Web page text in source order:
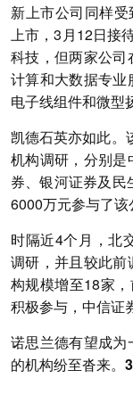
新上市公司同样
上市，3月12日接
科技，但两家公
计算和大数据专
电子线组件和微型
凯德石英亦如此。
机构调研，分别
券、银河证券及
6000万元参与了该
时隔近4个月，北
调研，并且较此
构规模增至18家
积极参与，中信证
诺思兰德有望成
的机构纷至沓来。